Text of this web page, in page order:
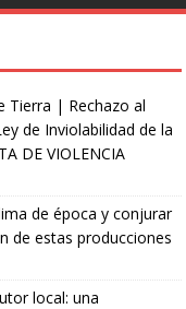
Tierra | Rechazo al
de Inviolabilidad de la
DE VIOLENCIA
de época y conjurar
de estas producciones
local: una